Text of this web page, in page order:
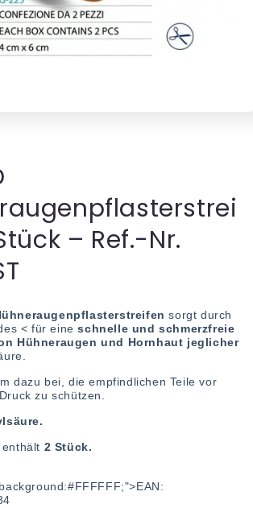
– Ref.-Nr.
sorgt durch
< für eineschnelle und schmerzfreie
Hühneraugen und Hornhaut jeglicher
dazu bei, die empfindlichen Teile vor
zu schützen.
2 Stück.
EAN: